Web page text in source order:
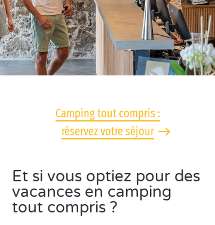
Camping tout compris :
réservez votre séjour
Et si vous optiez pour des
vacances en camping
tout compris ?